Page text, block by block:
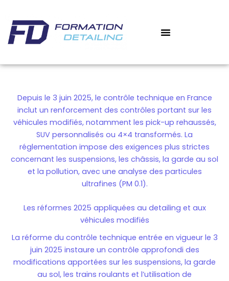
contenu
Depuis le 3 juin 2025, le contrôle technique en France
inclut un renforcement des contrôles portant sur les
véhicules modifiés, notamment les pick-up rehaussés,
SUV personnalisés ou 4×4 transformés. La
réglementation impose des exigences plus strictes
concernant les suspensions, les châssis, la garde au sol
et la pollution, avec une analyse des particules
ultrafines (PM 0.1).
Les réformes 2025 appliquées au detailing et aux
véhicules modifiés
La réforme du contrôle technique entrée en vigueur le 3
juin 2025 instaure un contrôle approfondi des
modifications apportées sur les suspensions, la garde
au sol, les trains roulants et l’utilisation de